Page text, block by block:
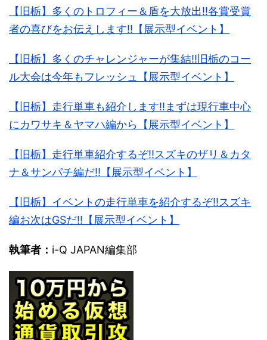
【旧栃】多くのトロフィー＆盾を大放出!!各賞受賞
者の喜びをお伝えします!!【展示型イベント】
【旧栃】多くのチャレンジャーが集結!!旧栃のコー
ル大会は今年もフレッシュ【展示型イベント】
【旧栃】走行単車も紹介します!!まずは現行車中心
にカワサキ＆ヤマハ編から【展示型イベント】
【旧栃】走行単車紹介するぞ!!スズキのザリ＆カタ
ナ＆サンパチ編だ!!【展示型イベント】
【旧栃】イベントの走行単車を紹介するぞ!!スズキ
編お次はGSだ!!【展示型イベント】
執筆者： i-Q JAPAN編集部